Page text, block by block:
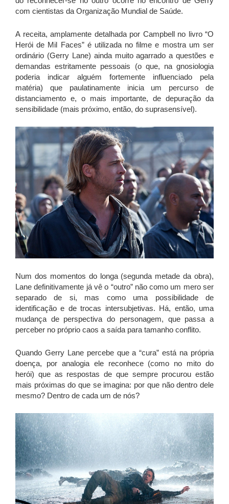
com cientistas da Organização Mundial de Saúde.
A receita, amplamente detalhada por Campbell no livro “O
Herói de Mil Faces” é utilizada no filme e mostra um ser
ordinário (Gerry Lane) ainda muito agarrado a questões e
demandas estritamente pessoais (o que, na gnosiologia
poderia indicar alguém fortemente influenciado pela
matéria) que paulatinamente inicia um percurso de
distanciamento e, o mais importante, de depuração da
sensibilidade (mais próximo, então, do suprasensível).
Num dos momentos do longa (segunda metade da obra),
Lane definitivamente já vê o “outro” não como um mero ser
separado de si, mas como uma possibilidade de
identificação e de trocas intersubjetivas. Há, então, uma
mudança de perspectiva do personagem, que passa a
perceber no próprio caos a saída para tamanho conflito.
Quando Gerry Lane percebe que a “cura” está na própria
doença, por analogia ele reconhece (como no mito do
herói) que as respostas de que sempre procurou estão
mais próximas do que se imagina: por que não dentro dele
mesmo? Dentro de cada um de nós?